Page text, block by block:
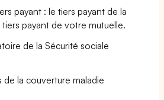
payant : le tiers payant de la
payant de votre mutuelle.
de la Sécurité sociale
de la couverture maladie